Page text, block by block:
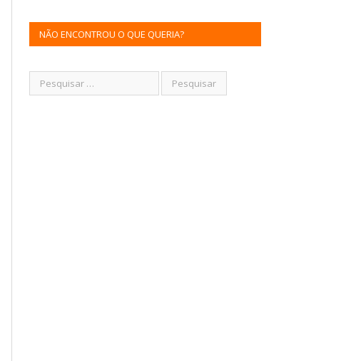
NÃO ENCONTROU O QUE QUERIA?